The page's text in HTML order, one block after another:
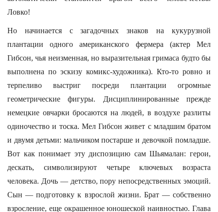
Ловко!
Но начинается с загадочных знаков на кукурузной
плантации одного американского фермера (актер Мел
Гибсон, чья неизменная, но выразительная гримаса будто бы
выполнена по эскизу комикс-художника). Кто-то ровно и
терпеливо выстриг посреди плантации огромные
геометрические фигуры. Дисциплинированные прежде
немецкие овчарки бросаются на людей, в воздухе разлиты
одиночество и тоска. Мел Гибсон живет с младшим братом
и двумя детьми: мальчиком постарше и девочкой помладше.
Вот как понимает эту диспозицию сам Шьямалан: герои,
дескать, символизируют четыре ключевых возраста
человека. Дочь — детство, пору непосредственных эмоций.
Сын — подготовку к взрослой жизни. Брат — собственно
взросление, еще окрашенное юношеской наивностью. Глава